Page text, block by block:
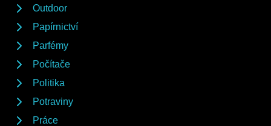
Outdoor
Papírnictví
Parfémy
Počítače
Politika
Potraviny
Práce